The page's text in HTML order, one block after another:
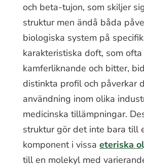
och beta-tujon, som skiljer
struktur men ändå båda
biologiska system på
karakteristiska doft, som
kamferliknande och bitter,
distinkta profil och påverkar
användning inom olika
medicinska tillämpningar.
struktur gör det inte bara till
komponent i vissa eteriska
till en molekyl med